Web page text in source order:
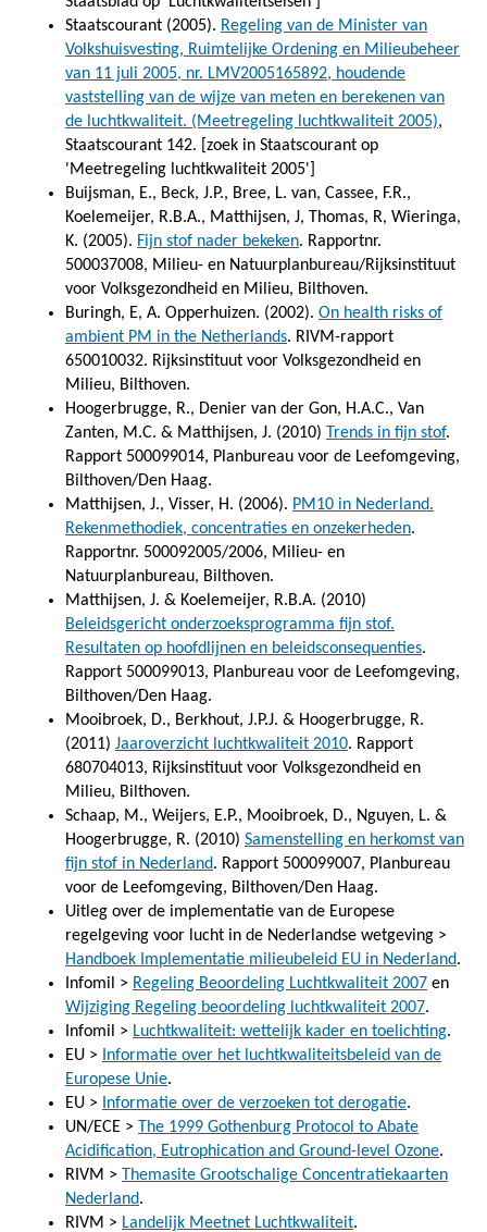
Staatscourant (2005). Regeling van de Minister van
Volkshuisvesting, Ruimtelijke Ordening en Milieubeheer
van 11 juli 2005, nr. LMV2005165892, houdende
vaststelling van de wijze van meten en berekenen van
de luchtkwaliteit. (Meetregeling luchtkwaliteit 2005),
Staatscourant 142. [zoek in Staatscourant op
'Meetregeling luchtkwaliteit 2005']
Buijsman, E., Beck, J.P., Bree, L. van, Cassee, F.R.,
Koelemeijer, R.B.A., Matthijsen, J, Thomas, R, Wieringa,
K. (2005). Fijn stof nader bekeken. Rapportnr.
500037008, Milieu- en Natuurplanbureau/Rijksinstituut
voor Volksgezondheid en Milieu, Bilthoven.
Buringh, E, A. Opperhuizen. (2002). On health risks of
ambient PM in the Netherlands. RIVM-rapport
650010032. Rijksinstituut voor Volksgezondheid en
Milieu, Bilthoven.
Hoogerbrugge, R., Denier van der Gon, H.A.C., Van
Zanten, M.C. & Matthijsen, J. (2010) Trends in fijn stof.
Rapport 500099014, Planbureau voor de Leefomgeving,
Bilthoven/Den Haag.
Matthijsen, J., Visser, H. (2006). PM10 in Nederland.
Rekenmethodiek, concentraties en onzekerheden.
Rapportnr. 500092005/2006, Milieu- en
Natuurplanbureau, Bilthoven.
Matthijsen, J. & Koelemeijer, R.B.A. (2010)
Beleidsgericht onderzoeksprogramma fijn stof.
Resultaten op hoofdlijnen en beleidsconsequenties.
Rapport 500099013, Planbureau voor de Leefomgeving,
Bilthoven/Den Haag.
Mooibroek, D., Berkhout, J.P.J. & Hoogerbrugge, R.
(2011) Jaaroverzicht luchtkwaliteit 2010. Rapport
680704013, Rijksinstituut voor Volksgezondheid en
Milieu, Bilthoven.
Schaap, M., Weijers, E.P., Mooibroek, D., Nguyen, L. &
Hoogerbrugge, R. (2010) Samenstelling en herkomst van
fijn stof in Nederland. Rapport 500099007, Planbureau
voor de Leefomgeving, Bilthoven/Den Haag.
Uitleg over de implementatie van de Europese
regelgeving voor lucht in de Nederlandse wetgeving >
Handboek Implementatie milieubeleid EU in Nederland.
Infomil > Regeling Beoordeling Luchtkwaliteit 2007 en
Wijziging Regeling beoordeling luchtkwaliteit 2007.
Infomil > Luchtkwaliteit: wettelijk kader en toelichting.
EU > Informatie over het luchtkwaliteitsbeleid van de
Europese Unie.
EU > Informatie over de verzoeken tot derogatie.
UN/ECE > The 1999 Gothenburg Protocol to Abate
Acidification, Eutrophication and Ground-level Ozone.
RIVM > Themasite Grootschalige Concentratiekaarten
Nederland.
RIVM > Landelijk Meetnet Luchtkwaliteit.